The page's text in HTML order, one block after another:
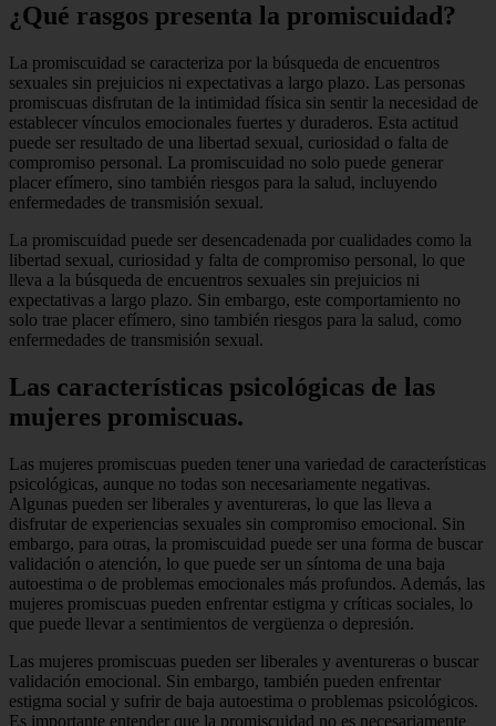
¿Qué rasgos presenta la promiscuidad?
La promiscuidad se caracteriza por la búsqueda de encuentros
sexuales sin prejuicios ni expectativas a largo plazo. Las personas
promiscuas disfrutan de la intimidad física sin sentir la necesidad de
establecer vínculos emocionales fuertes y duraderos. Esta actitud
puede ser resultado de una libertad sexual, curiosidad o falta de
compromiso personal. La promiscuidad no solo puede generar
placer efímero, sino también riesgos para la salud, incluyendo
enfermedades de transmisión sexual.
La promiscuidad puede ser desencadenada por cualidades como la
libertad sexual, curiosidad y falta de compromiso personal, lo que
lleva a la búsqueda de encuentros sexuales sin prejuicios ni
expectativas a largo plazo. Sin embargo, este comportamiento no
solo trae placer efímero, sino también riesgos para la salud, como
enfermedades de transmisión sexual.
Las características psicológicas de las
mujeres promiscuas.
Las mujeres promiscuas pueden tener una variedad de características
psicológicas, aunque no todas son necesariamente negativas.
Algunas pueden ser liberales y aventureras, lo que las lleva a
disfrutar de experiencias sexuales sin compromiso emocional. Sin
embargo, para otras, la promiscuidad puede ser una forma de buscar
validación o atención, lo que puede ser un síntoma de una baja
autoestima o de problemas emocionales más profundos. Además, las
mujeres promiscuas pueden enfrentar estigma y críticas sociales, lo
que puede llevar a sentimientos de vergüenza o depresión.
Las mujeres promiscuas pueden ser liberales y aventureras o buscar
validación emocional. Sin embargo, también pueden enfrentar
estigma social y sufrir de baja autoestima o problemas psicológicos.
Es importante entender que la promiscuidad no es necesariamente